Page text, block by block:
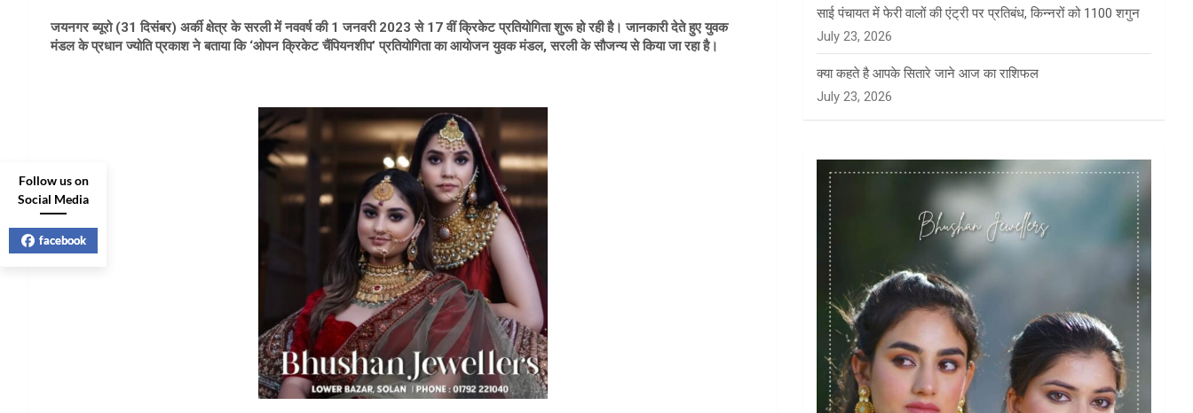
जयनगर ब्यूरो (31 दिसंबर) अर्की क्षेत्र के सरली में नववर्ष की 1 जनवरी 2023 से 17 वीं क्रिकेट प्रतियोगिता शुरू हो रही है। जानकारी देते हुए युवक
मंडल के प्रधान ज्योति प्रकाश ने बताया कि ‘ओपन क्रिकेट चैंपियनशीप’ प्रतियोगिता का आयोजन युवक मंडल, सरली के सौजन्य से किया जा रहा है।
साई पंचायत में फेरी वालों की एंट्री पर प्रतिबंध, किन्नरों को 1100 शगुन
July 23, 2026
क्या कहते है आपके सितारे जाने आज का राशिफल
July 23, 2026
Follow us on
Social Media
facebook